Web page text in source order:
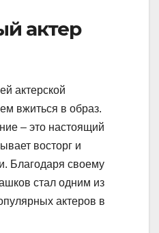
актер
актерской
вжиться в образ.
– это настоящий
восторг и
Благодаря своему
стал одним из
актеров в